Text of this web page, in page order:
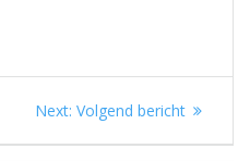
Next: Next
Volgend bericht